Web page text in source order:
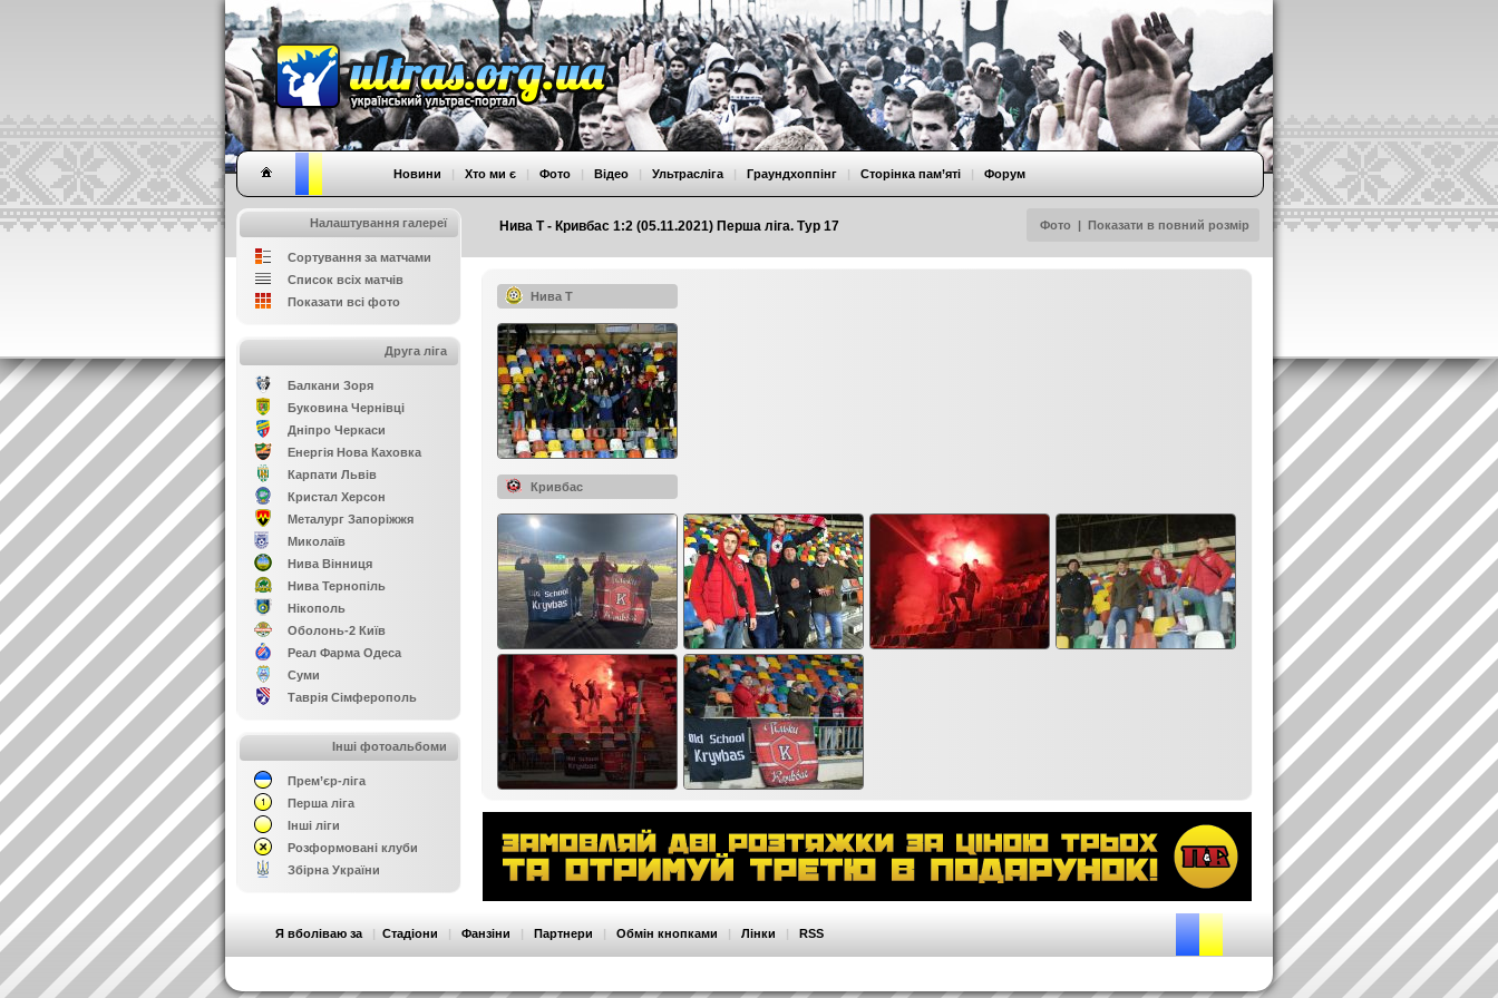
Нива Т - Кривбас 1:2 (05.11.2021) Перша ліга. Тур 17 Фото | Показати в повний розмір
Новини | Хто ми є | Фото | Відео | Ультрасліга | Граундхоппінг | Сторінка пам’яті | Форум
Налаштування галереї
Сортування за матчами
Список всіх матчів
Показати всі фото
Друга ліга
Балкани Зоря
Буковина Чернівці
Дніпро Черкаси
Енергія Нова Каховка
Карпати Львів
Кристал Херсон
Металург Запоріжжя
Миколаїв
Нива Вінниця
Нива Тернопіль
Нікополь
Оболонь-2 Київ
Реал Фарма Одеса
Суми
Таврія Сімферополь
Інші фотоальбоми
Прем’єр-ліга
Перша ліга
Інші ліги
Розформовані клуби
Збірна України
Нива Т
Кривбас
Я вболіваю за | Стадіони | Фанзіни | Партнери | Обмін кнопками | Лінки | RSS